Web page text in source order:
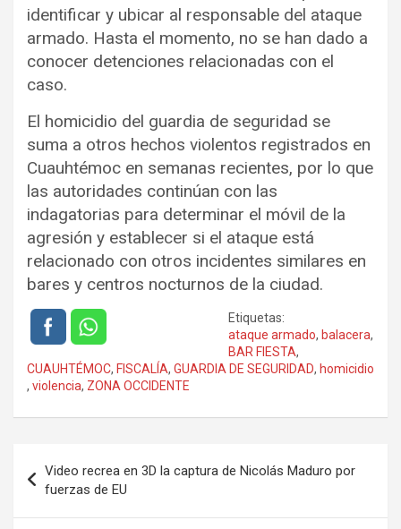
identificar y ubicar al responsable del ataque
armado. Hasta el momento, no se han dado a
conocer detenciones relacionadas con el
caso.
El homicidio del guardia de seguridad se
suma a otros hechos violentos registrados en
Cuauhtémoc en semanas recientes, por lo que
las autoridades continúan con las
indagatorias para determinar el móvil de la
agresión y establecer si el ataque está
relacionado con otros incidentes similares en
bares y centros nocturnos de la ciudad.
Etiquetas:
ataque armado, balacera,
BAR FIESTA,
CUAUHTÉMOC, FISCALÍA, GUARDIA DE SEGURIDAD, homicidio
, violencia, ZONA OCCIDENTE
de
entradas
Video recrea en 3D la captura de Nicolás Maduro por
fuerzas de EU